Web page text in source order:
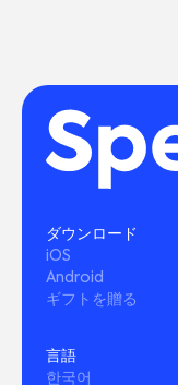
言語
한국어
ダウンロード
iOS
Android
ギフトを贈る